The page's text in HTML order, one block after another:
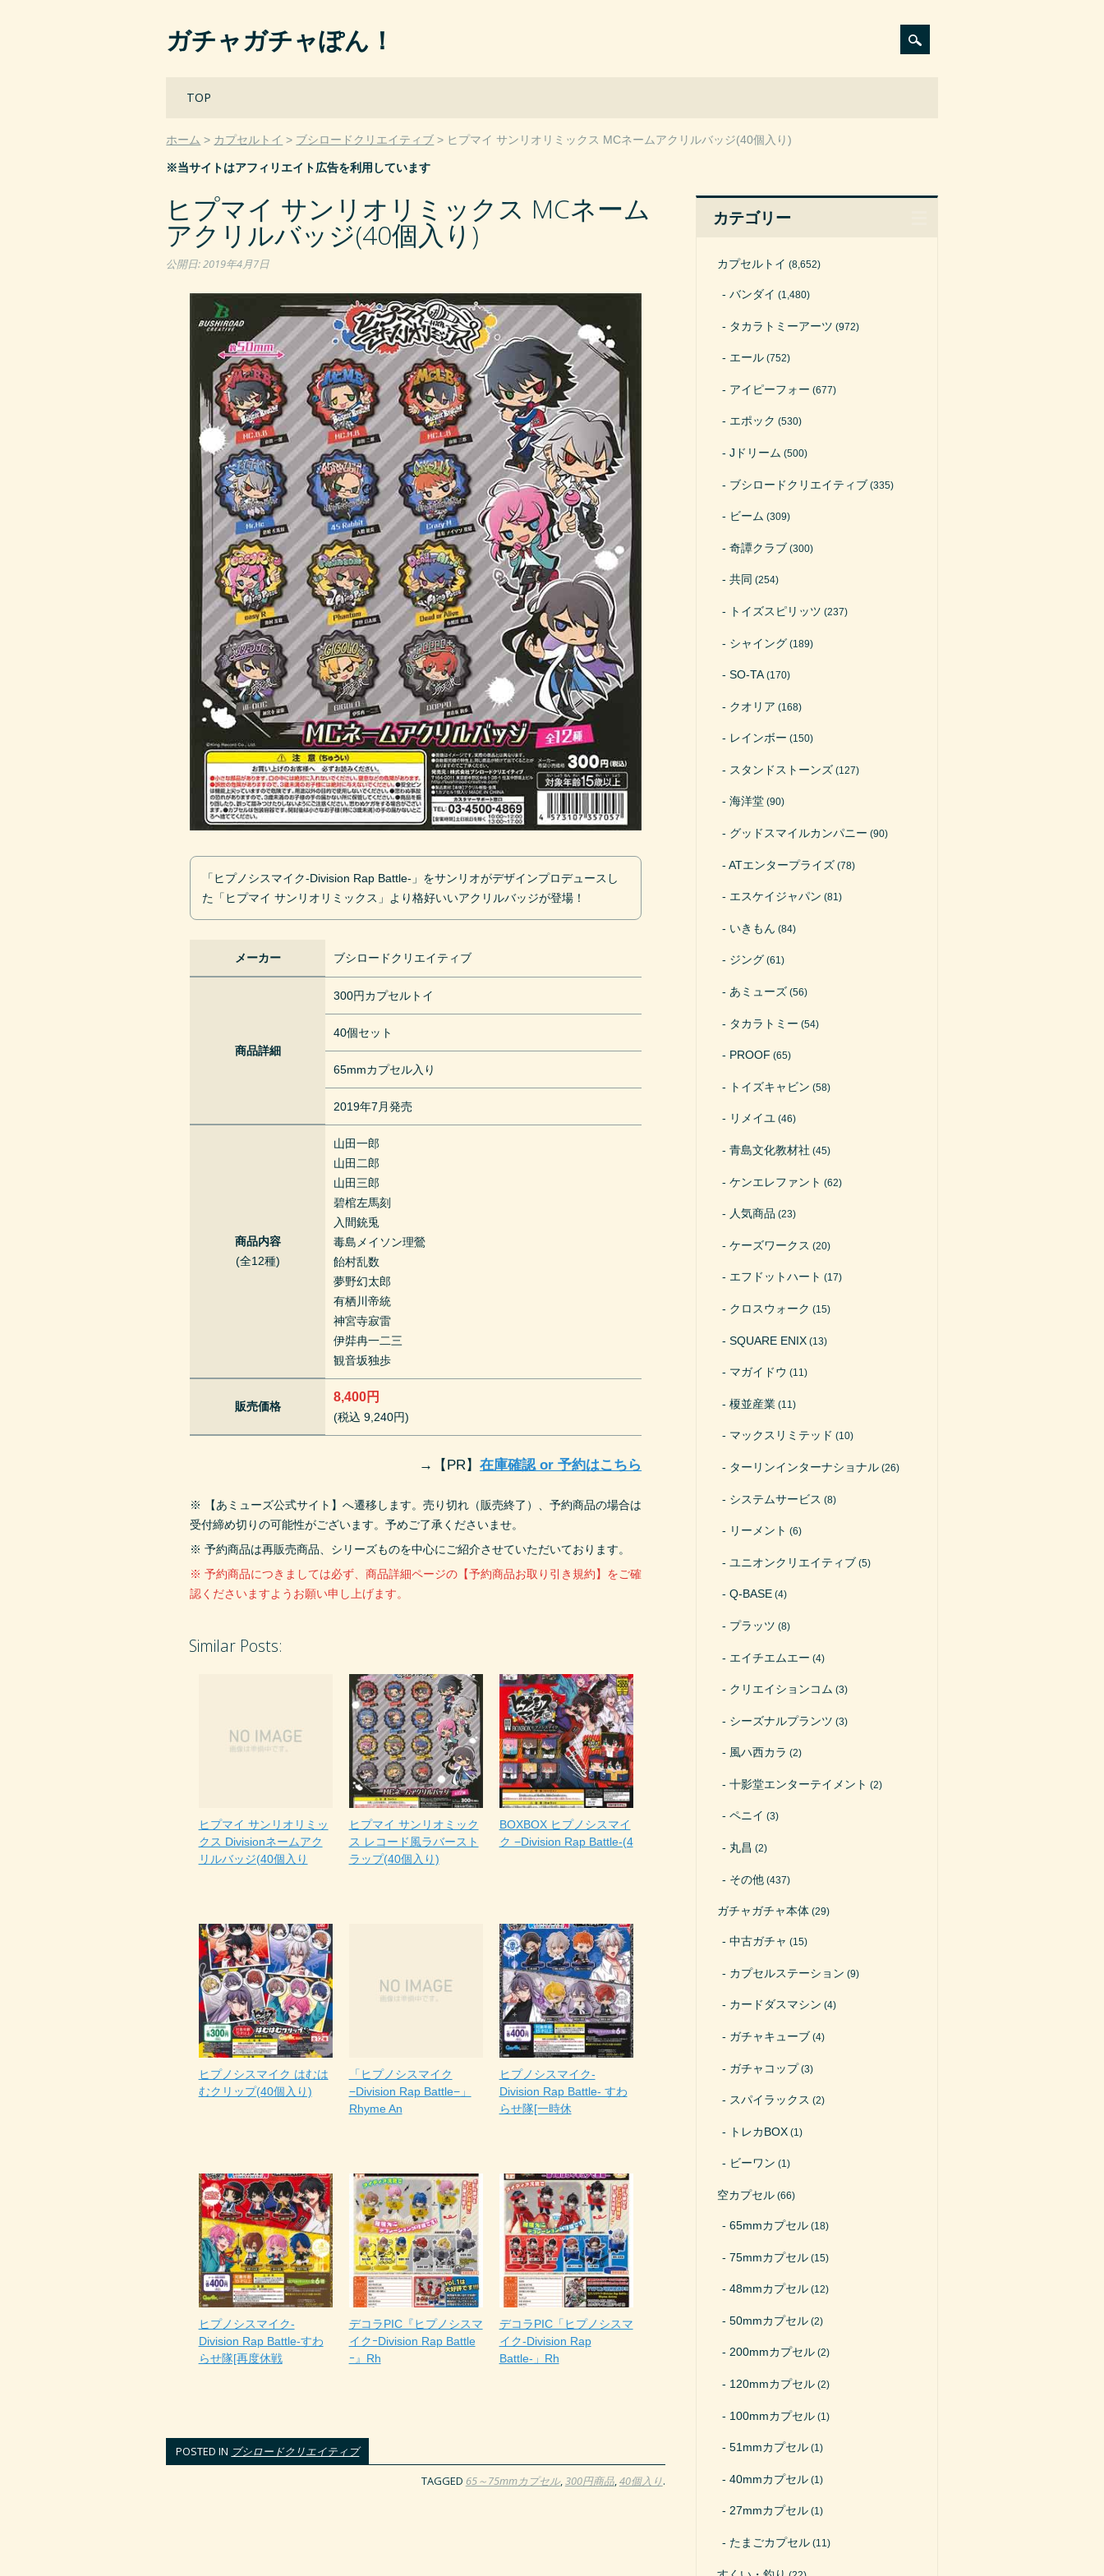
ガチャガチャぽん！
Main menu
TOP
ホーム カプセルトイ ブシロードクリエイティブ ヒプマイ サンリオリミックス MCネームアクリルバッジ(40個入り)
※当サイトはアフィリエイト広告を利用しています
ヒプマイ サンリオリミックス MCネーム
アクリルバッジ(40個入り)
公開日:2019年4月7日
「ヒプノシスマイク-Division Rap Battle-」をサンリオがデザインプロデュースし
た「ヒプマイ サンリオリミックス」より格好いいアクリルバッジが登場！
メーカー ブシロードクリエイティブ
商品詳細
300円カプセルトイ
40個セット
65mmカプセル入り
2019年7月発売
商品内容
(全12種)
山田一郎
山田二郎
山田三郎
碧棺左馬刻
入間銃兎
毒島メイソン理鶯
飴村乱数
夢野幻太郎
有栖川帝統
神宮寺寂雷
伊弉冉一二三
観音坂独歩
販売価格
8,400円
(税込 9,240円)
→ 【PR】在庫確認 or 予約はこちら
※ 【あミューズ公式サイト】へ遷移します。売り切れ（販売終了）、予約商品の場合は
受付締め切りの可能性がございます。予めご了承くださいませ。
※ 予約商品は再販売商品、シリーズものを中心にご紹介させていただいております。
※ 予約商品につきましては必ず、商品詳細ページの【予約商品お取り引き規約】をご確
認くださいますようお願い申し上げます。
Similar Posts:
ヒプマイ サンリオリミッ
クス Divisionネームアク
リルバッジ(40個入り
ヒプマイ サンリオミック
ス レコード風ラバースト
ラップ(40個入り)
BOXBOX ヒプノシスマイ
ク −Division Rap Battle-(4
ヒプノシスマイク はむは
むクリップ(40個入り)
「ヒプノシスマイク
−Division Rap Battle−」
Rhyme An
ヒプノシスマイク-
Division Rap Battle- すわ
らせ隊[一時休
ヒプノシスマイク-
Division Rap Battle-すわ
らせ隊[再度休戦
デコラPIC『ヒプノシスマ
イクｰDivision Rap Battle
ｰ』Rh
デコラPIC「ヒプノシスマ
イク-Division Rap
Battle-」Rh
POSTED IN ブシロードクリエイティブ
TAGGED 65～75mmカプセル,300円商品,40個入り.
カテゴリー
カプセルトイ (8,652)
バンダイ (1,480)
タカラトミーアーツ (972)
エール (752)
アイピーフォー (677)
エポック (530)
Jドリーム (500)
ブシロードクリエイティブ (335)
ビーム (309)
奇譚クラブ (300)
共同 (254)
トイズスピリッツ (237)
シャイング (189)
SO-TA(170)
クオリア (168)
レインボー (150)
スタンドストーンズ (127)
海洋堂 (90)
グッドスマイルカンパニー (90)
ATエンタープライズ (78)
エスケイジャパン (81)
いきもん (84)
ジング (61)
あミューズ (56)
タカラトミー (54)
PROOF (65)
トイズキャビン (58)
リメイユ (46)
青島文化教材社 (45)
ケンエレファント (62)
人気商品 (23)
ケーズワークス (20)
エフドットハート (17)
クロスウォーク (15)
SQUARE ENIX (13)
マガイドウ (11)
榎並産業 (11)
マックスリミテッド (10)
ターリンインターナショナル (26)
システムサービス (8)
リーメント (6)
ユニオンクリエイティブ (5)
Q-BASE (4)
プラッツ (8)
エイチエムエー (4)
クリエイションコム (3)
シーズナルプランツ (3)
風ハ西カラ (2)
十影堂エンターテイメント (2)
ペニイ (3)
丸昌 (2)
その他 (437)
ガチャガチャ本体 (29)
中古ガチャ (15)
カプセルステーション (9)
カードダスマシン (4)
ガチャキューブ (4)
ガチャコップ(3)
スパイラックス (2)
トレカBOX (1)
ビーワン (1)
空カプセル (66)
65mmカプセル (18)
75mmカプセル (15)
48mmカプセル (12)
50mmカプセル (2)
200mmカプセル (2)
120mmカプセル (2)
100mmカプセル (1)
51mmカプセル (1)
40mmカプセル (1)
27mmカプセル (1)
たまごカプセル (11)